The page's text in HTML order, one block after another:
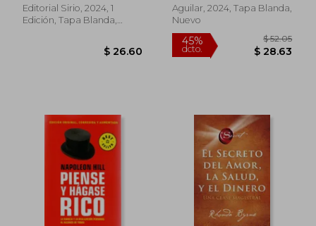
$ 26.11
Editorial Sirio, 2024, 1
Edición, Tapa Blanda,
Aguilar, 2024, Tapa Blanda,
Nuevo